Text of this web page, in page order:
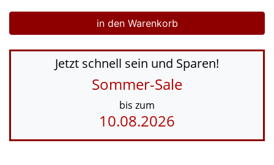
Jetzt schnell sein und Sparen!
Sommer-Sale
bis zum
10.08.2026